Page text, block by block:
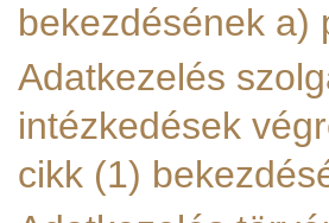
bekezdésének a)
Adatkezelés
intézkedések
cikk (1)